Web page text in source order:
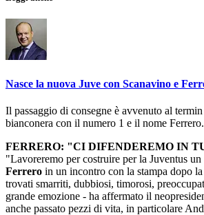
Nasce la nuova Juve con Scanavino e
Il passaggio di consegne è avvenuto al
bianconera con il numero 1 e il nome Ferrero.
FERRERO: "CI DIFENDEREMO IN
"Lavoreremo per costruire per la Juventus
Ferrero in un incontro con la stampa dopo
trovati smarriti, dubbiosi, timorosi,
grande emozione - ha affermato il
anche passato pezzi di vita, in particolare